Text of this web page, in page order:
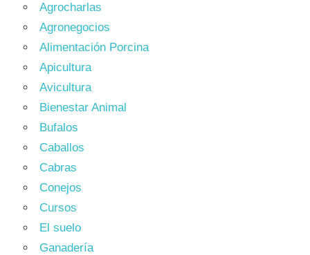
Agrocharlas
Agronegocios
Alimentación Porcina
Apicultura
Avicultura
Bienestar Animal
Bufalos
Caballos
Cabras
Conejos
Cursos
El suelo
Ganadería